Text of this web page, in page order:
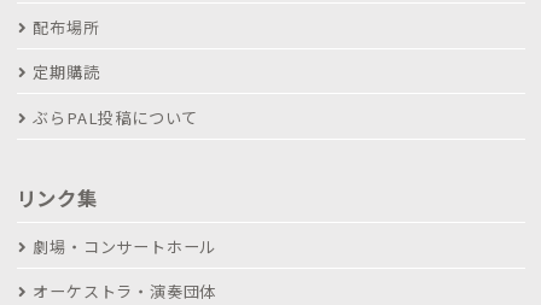
配布場所
定期購読
ぶらPAL投稿について
リンク集
劇場・コンサートホール
オーケストラ・演奏団体